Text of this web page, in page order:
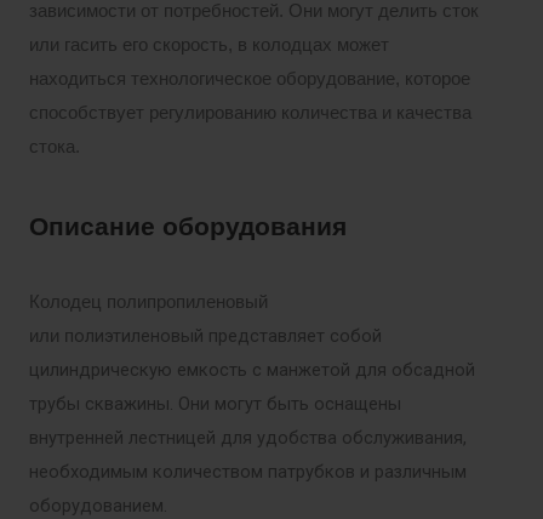
зависимости от потребностей. Они могут делить сток
или гасить его скорость, в колодцах может
находиться технологическое оборудование, которое
способствует регулированию количества и качества
стока.
Описание оборудования
Колодец полипропиленовый
или полиэтиленовый представляет собой
цилиндрическую емкость с манжетой для обсадной
трубы скважины. Они могут быть оснащены
внутренней лестницей для удобства обслуживания,
необходимым количеством патрубков и различным
оборудованием.